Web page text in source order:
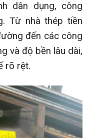
dân dụng, công
Từ nhà thép tiền
đến các công
và độ bền lâu dài,
rõ rệt.